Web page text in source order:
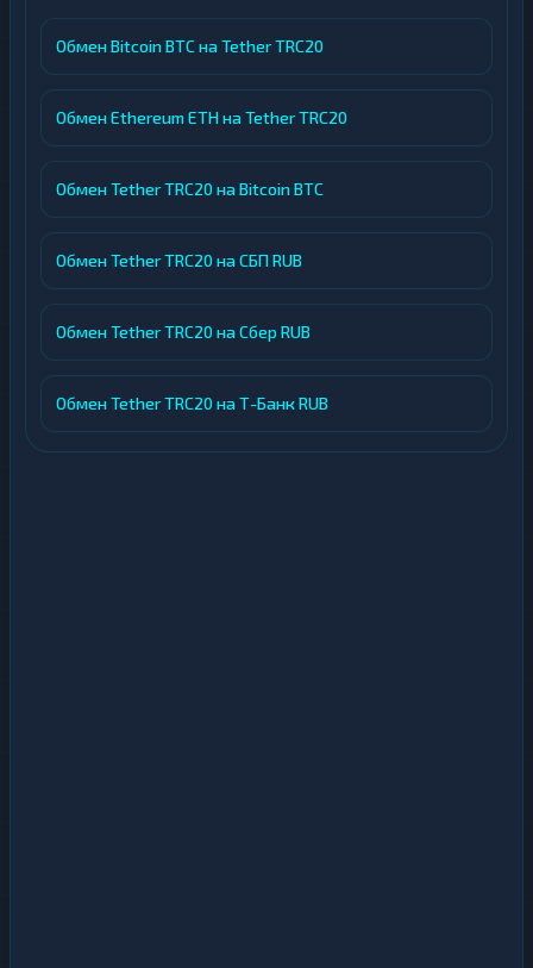
Обмен Bitcoin BTC на Tether TRC20
Обмен Ethereum ETH на Tether TRC20
Обмен Tether TRC20 на Bitcoin BTC
Обмен Tether TRC20 на СБП RUB
Обмен Tether TRC20 на Сбер RUB
Обмен Tether TRC20 на Т-Банк RUB